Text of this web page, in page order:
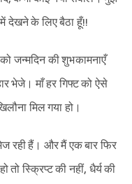
देखने के लिए बैठा हूँ!!
जन्मदिन की शुभकामनाएँ
भेजे। माँ हर गिफ्ट को ऐसे
मिल गया हो।
रही हैं। और मैं एक बार फिर
तो स्क्रिप्ट की नहीं, धैर्य की